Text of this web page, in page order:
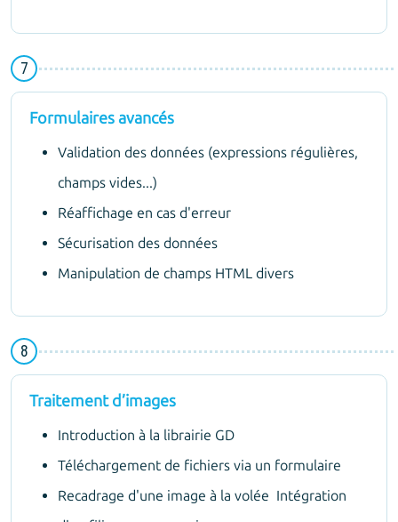
Formulaires avancés
Validation des données (expressions régulières,
champs vides...)
Réaffichage en cas d'erreur
Sécurisation des données
Manipulation de champs HTML divers
Traitement d’images
Introduction à la librairie GD
Téléchargement de fichiers via un formulaire
Recadrage d'une image à la volée Intégration